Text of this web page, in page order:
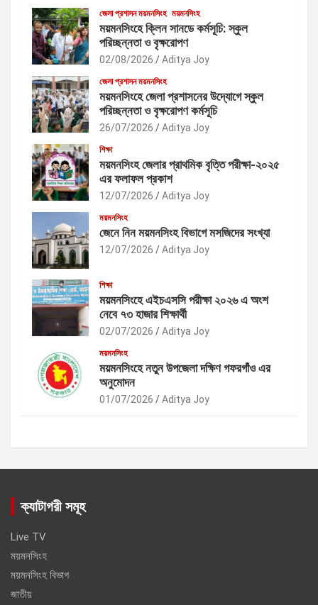
জেলা প্রশাসন ময়মনসিংহ ময়মনসিংহ
ময়মনসিংহে ক্লিন সানডে কর্মসূচি: স্কুল
পরিচ্ছন্নতা ও বৃক্ষরোপণ
02/08/2026 Aditya Joy
জেলা প্রশাসন ময়মনসিংহ
ময়মনসিংহে জেলা প্রশাসনের উদ্যোগে স্কুল
পরিচ্ছন্নতা ও বৃক্ষরোপণ কর্মসূচি
26/07/2026 Aditya Joy
শিক্ষা
ময়মনসিংহ জেলার প্রাথমিক বৃত্তি পরীক্ষা-২০২৫
এর ফলাফল প্রকাশ
12/07/2026 Aditya Joy
ময়মনসিংহ
জেনে নিন ময়মনসিংহ বিভাগে মসজিদের সংখ্যা
12/07/2026 Aditya Joy
শিক্ষা
ময়মনসিংহে এইচএসসি পরীক্ষা ২০২৬ এ অংশ
নেবে ৭৩ হাজার শিক্ষার্থী
02/07/2026 Aditya Joy
ময়মনসিংহ
ময়মনসিংহে নতুন উপজেলা দক্ষিণ গফরগাঁও এর
অনুমোদন
01/07/2026 Aditya Joy
ক্যাটাগরী সমূহ
Live TV
ময়মনসিংহ
ময়মনসিংহ বিভাগ
জাতীয়